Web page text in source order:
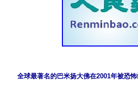
全球最著名的巴米扬大佛在2001年被恐